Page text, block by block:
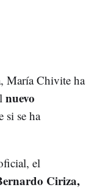
María Chivite ha
nuevo
si se ha
el
Ciriza,